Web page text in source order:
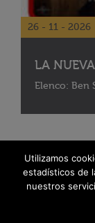
26 - 11 - 2026
LA
Elenco: Ben
Utilizamos
estadísticos de
nuestros